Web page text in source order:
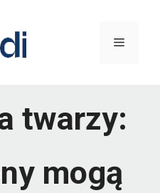
Menu
twarzy:
mogą